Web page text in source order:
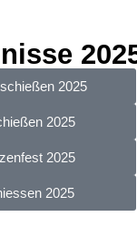
2025
2025
2025
2025